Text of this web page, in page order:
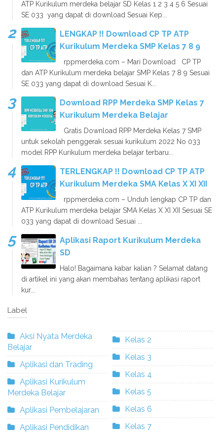
ATP Kurikulum merdeka belajar SD Kelas 1 2 3 4 5 6 Sesuai
SE 033 yang dapat di download Sesuai Kep...
LENGKAP !! Download CP TP ATP
Kurikulum Merdeka SMP Kelas 7 8 9
rppmerdeka.com – Mari Download CP TP
dan ATP Kurikulum merdeka belajar SMP Kelas 7 8 9 Sesuai
SE 033 yang dapat di download Sesuai K...
Download RPP Merdeka SMP Kelas 7
Kurikulum Merdeka Belajar
Gratis Download RPP Merdeka Kelas 7 SMP
untuk sekolah penggerak sesuai kurikulum 2022 No 033
model RPP Kurikulum merdeka belajar terbaru...
TERLENGKAP !! Download CP TP ATP
Kurikulum Merdeka SMA Kelas X XI XII
rppmerdeka.com – Unduh lengkap CP TP dan
ATP Kurikulum merdeka belajar SMA Kelas X XI XII Sesuai SE
033 yang dapat di download Sesuai ...
Aplikasi Raport Kurikulum Merdeka
SD
Halo! Bagaimana kabar kalian ? Selamat datang
di artikel ini yang akan membahas tentang aplikasi raport
kur...
Label
Aksi Nyata Merdeka
Belajar
Aplikasi dan Trading
Aplikasi Kurikulum
Merdeka Belajar
Aplikasi Pembelajaran
Aplikasi Pendidikan
Kelas 2
Kelas 3
Kelas 4
Kelas 5
Kelas 6
Kelas 7